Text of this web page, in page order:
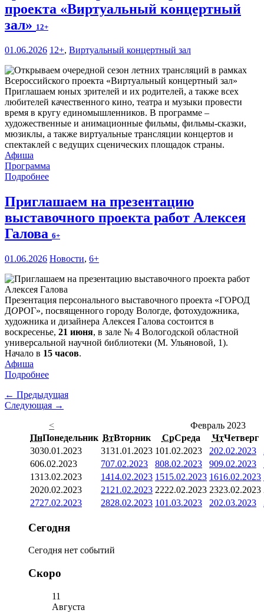
проекта «Виртуальный концертный
зал» 12+
01.06.2026 12+, Виртуальный концертный зал
Приглашаем юных зрителей и их родителей, а также всех
любителей качественного кино, театра и музыки провести
время в кругу единомышленников. В программе –
художественные и анимационные фильмы, фильмы-сказки,
мюзиклы, а также виртуальные трансляции концертов и
спектаклей с ведущих сценических площадок страны.
Афиша
Программа
Подробнее
Приглашаем на презентацию
выставочного проекта работ Алексея
Галова 6+
01.06.2026 Новости, 6+
Презентация персонального выставочного проекта «ГОРОД
ДОРОГ», посвященного городу Вологде, фотохудожника,
художника и дизайнера Алексея Галова состоится в
воскресенье, 21 июня, в зале № 4 Вологодской областной
универсальной научной библиотеки (М. Ульяновой, 1).
Начало в 15 часов.
Афиша
Подробнее
← Предыдущая
Следующая →
<
Февраль 2023
ПнПонедельник ВтВторник СрСреда ЧтЧетверг
3030.01.2023 3131.01.2023 101.02.2023 202.02.2023
606.02.2023 707.02.2023 808.02.2023 909.02.2023
1313.02.2023 1414.02.2023 1515.02.2023 1616.02.2023
2020.02.2023 21 21.02.2023 2222.02.2023 2323.02.2023
2727.02.2023 2828.02.2023 101.03.2023 202.03.2023
Сегодня
Сегодня нет событий
Скоро
11
Августа